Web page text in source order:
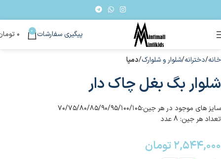
پیگیری سفارشات 0 ۰
خانه دخترانه شلوار و شلوارک دمپا
شلوار بگ بغل چاک دار
سایز های موجود در هر جین:۷۰/۷۵/۸۰/۸۵/۹۰/۹۵/۱۰۰/۱۰۵
تعداد هر جین: 8 عدد
۲,۵۴۴,۰۰۰تومان